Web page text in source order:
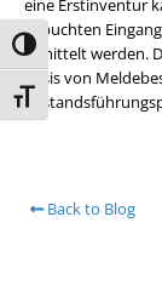
Umschalten auf
Schrift
gebuchten
ermittelt werden.
Basis von
Back to Blog